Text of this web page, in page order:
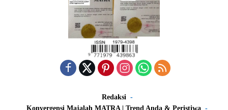
Redaksi
Konvergensi Majalah MATRA | Trend Anda & Peristiwa